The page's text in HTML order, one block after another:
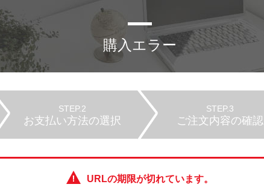
購入エラー
STEP.2
お支払い方法の選択
STEP.3
ご注文内容の確認
URLの期限が切れています。